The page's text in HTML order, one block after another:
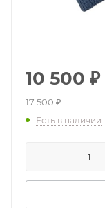
10 500 ₽
17 500₽
Есть в наличии